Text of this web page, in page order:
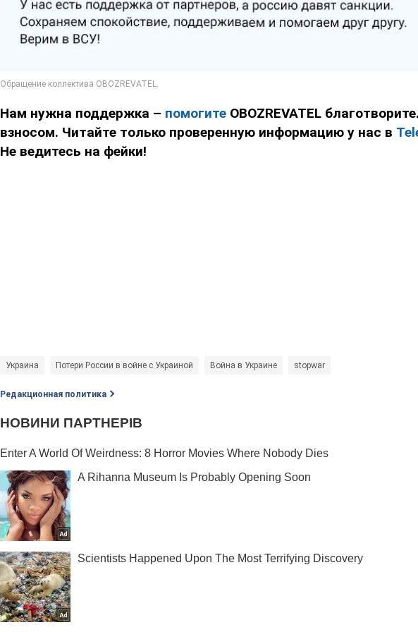
Нам нужна поддержка – помогите OBOZREVATEL
взносом. Читайте только проверенную информацию у нас в
Не ведитесь на фейки!
Украина Потери России в войне с Украиной Война в Украине stopwar
Редакционная политика